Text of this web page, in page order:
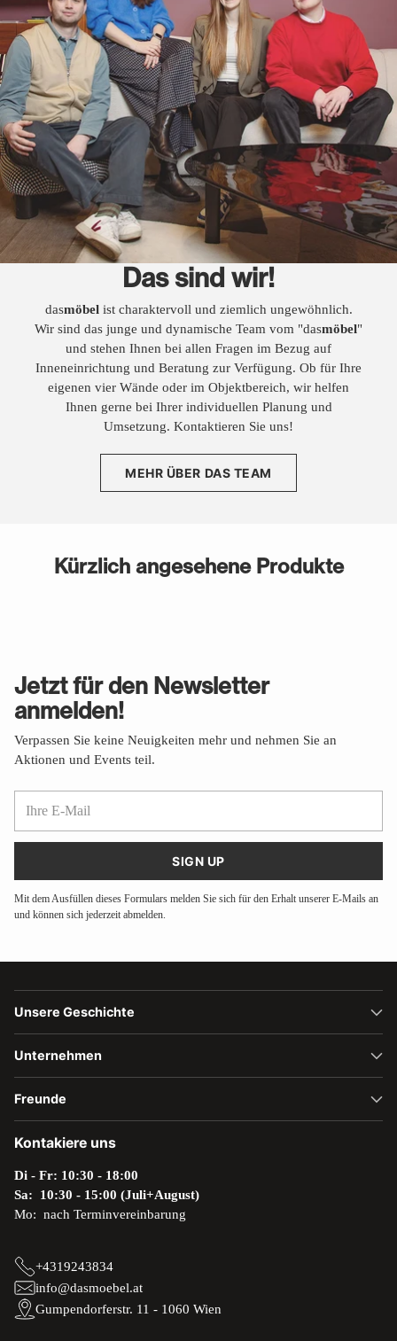
Das sind wir!
dasmöbelist charaktervoll und ziemlich ungewöhnlich.
Wir sind das junge und dynamische Team vom "dasmöbel"
und stehen Ihnen bei allen Fragen im Bezug auf
Inneneinrichtung und Beratung zur Verfügung. Ob für Ihre
eigenen vier Wände oder im Objektbereich, wir helfen
Ihnen gerne bei Ihrer individuellen Planung und
Umsetzung. Kontaktieren Sie uns!
MEHR ÜBER DAS TEAM
Kürzlich angesehene Produkte
Jetzt für den Newsletter
anmelden!
Verpassen Sie keine Neuigkeiten mehr und nehmen Sie an
Aktionen und Events teil.
SIGN UP
Mit dem Ausfüllen dieses Formulars melden Sie sich für den Erhalt unserer E-Mails an
und können sich jederzeit abmelden.
Unsere Geschichte
Unternehmen
Freunde
Kontakiere uns
Di - Fr: 10:30 - 18:00
Sa: 10:30 - 15:00 (Juli+August)
Mo: nach Terminvereinbarung
+4319243834
info@dasmoebel.at
Gumpendorferstr. 11 - 1060 Wien